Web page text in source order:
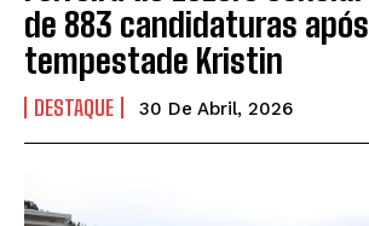
de 883 candidaturas após
tempestade Kristin
DESTAQUE 30 De Abril, 2026